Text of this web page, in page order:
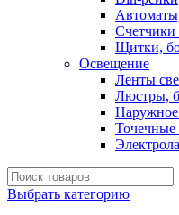
Счетчики
Щитки,
Освещение
Ленты
Люстры,
Точечные
Выбрать категорию